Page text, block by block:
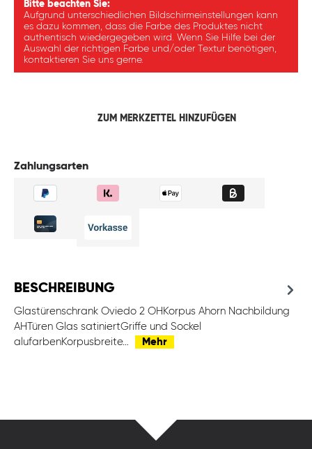
Bitte beachten Sie:
Aufgrund unterschiedlichen Bildschirmeinstellungen kann
es dazu kommen, dass die Farbe des Produktes nicht
authentisch wiedergegeben wird. Wenn Sie Hilfe bei der
Auswahl der richtigen Farbe und/oder Textur benötigen,
kontaktieren Sie uns gerne.
ZUM MERKZETTEL HINZUFÜGEN
Zahlungsarten
BESCHREIBUNG
Glastürenschrank Oviedo 2 OHKorpus Ahorn Nachbildung
AHTüren Glas satiniertGriffe und Sockel
alufarbenKorpusbreite…
Mehr